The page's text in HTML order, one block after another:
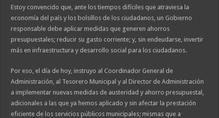
Estoy convencido que, ante los tiempos difíciles que atraviesa la
economía del país y los bolsillos de los ciudadanos, un Gobierno
responsable debe aplicar medidas que generen ahorros
presupuestales; reducir su gasto corriente; y, sin endeudarse, invertir
más en infraestructura y desarrollo social para los ciudadanos.
Por eso, el día de hoy, instruyo al Coordinador General de
Administración, al Tesorero Municipal y al Director de Administración
a implementar nuevas medidas de austeridad y ahorro presupuestal,
adicionales a las que ya hemos aplicado y sin afectar la prestación
eficiente de los servicios públicos municipales; mismas que a